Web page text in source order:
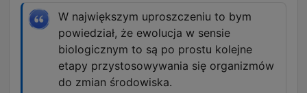
W największym uproszczeniu to bym
powiedział, że ewolucja w sensie
biologicznym to są po prostu kolejne
etapy przystosowywania się organizmów
do zmian środowiska.